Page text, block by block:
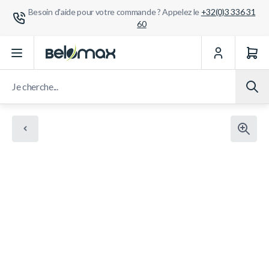
Besoin d'aide pour votre commande ? Appelez le +32(0)3 336 31
60